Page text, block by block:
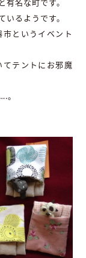
名な町です。
るようです。
というイベント
テントにお邪魔
。